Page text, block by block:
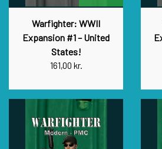
Warfighter: WWII
Expansion #1 – United
States!
161,00 kr.